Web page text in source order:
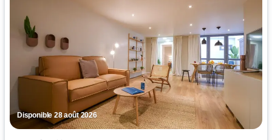
Disponible 28 août 2026